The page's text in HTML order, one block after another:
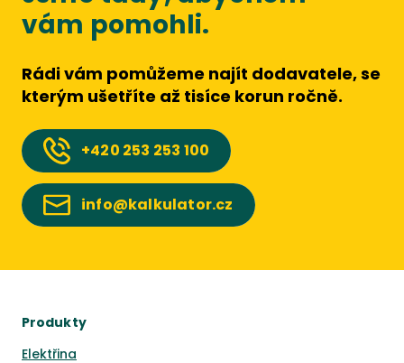
vám pomohli.
Rádi vám pomůžeme najít dodavatele, se
kterým ušetříte až tisíce korun ročně.
+420 253 253 100
info@kalkulator.cz
Produkty
Elektřina